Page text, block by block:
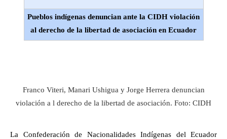
Pueblos indígenas denuncian ante la CIDH violación
al derecho de la libertad de asociación en Ecuador
Franco Viteri, Manari Ushigua y Jorge Herrera denuncian
violación a l derecho de la libertad de asociación. Foto: CIDH
La Confederación de Nacionalidades Indígenas del Ecuador